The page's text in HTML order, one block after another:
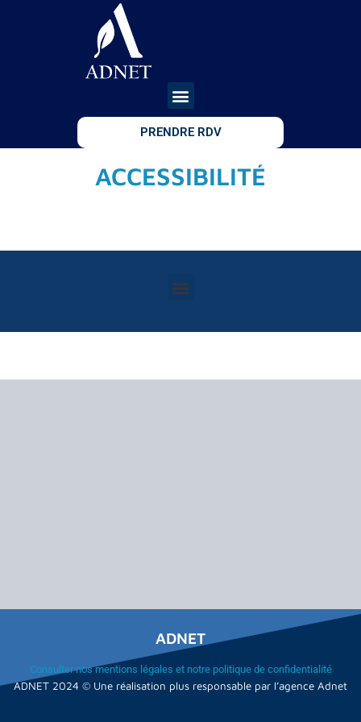
PRENDRE RDV
ACCESSIBILITÉ
ADNET
Consulter nos mentions légales et notre politique de confidentialité
ADNET 2024 © Une réalisation plus responsable par l’agence Adnet